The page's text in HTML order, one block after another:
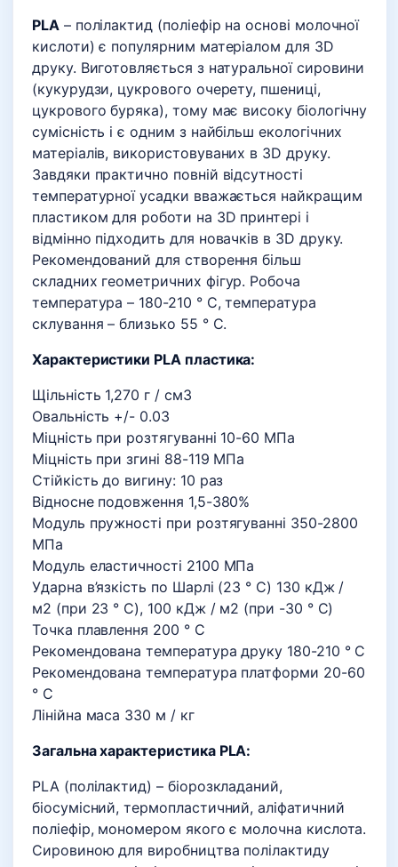
PLA– полілактид (поліефір на основі молочної
кислоти) є популярним матеріалом для 3D
друку. Виготовляється з натуральної сировини
(кукурудзи, цукрового очерету, пшениці,
цукрового буряка), тому має високу біологічну
сумісність і є одним з найбільш екологічних
матеріалів, використовуваних в 3D друку.
Завдяки практично повній відсутності
температурної усадки вважається найкращим
пластиком для роботи на 3D принтері і
відмінно підходить для новачків в 3D друку.
Рекомендований для створення більш
складних геометричних фігур. Робоча
температура – 180-210 ° C, температура
склування – близько 55 ° C.
Характеристики PLA пластика:
Щільність 1,270 г / см3
Овальність +/- 0.03
Міцність при розтягуванні 10-60 МПа
Міцність при згині 88-119 МПа
Стійкість до вигину: 10 раз
Відносне подовження 1,5-380%
Модуль пружності при розтягуванні 350-2800
МПа
Модуль еластичності 2100 МПа
Ударна в’язкість по Шарлі (23 ° C) 130 кДж /
м2 (при 23 ° C), 100 кДж / м2 (при -30 ° C)
Точка плавлення 200 ° С
Рекомендована температура друку 180-210 ° С
Рекомендована температура платформи 20-60
° C
Лінійна маса 330 м / кг
Загальна характеристика PLA:
PLA (полілактид) – біорозкладаний,
біосумісний, термопластичний, аліфатичний
поліефір, мономером якого є молочна кислота.
Сировиною для виробництва полілактиду